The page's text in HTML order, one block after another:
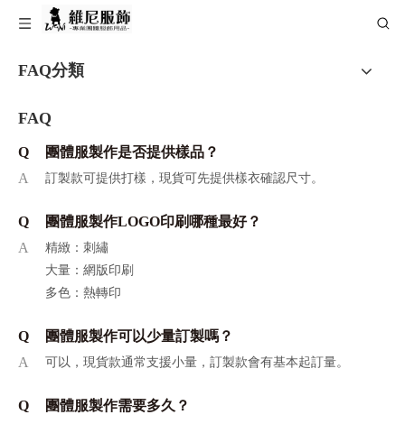
FAQ分類
FAQ
Q
團體服製作是否提供樣品？
A
訂製款可提供打樣，現貨可先提供樣衣確認尺寸。
Q
團體服製作LOGO印刷哪種最好？
A
精緻：刺繡
大量：網版印刷
多色：熱轉印
Q
團體服製作可以少量訂製嗎？
A
可以，現貨款通常支援小量，訂製款會有基本起訂量。
Q
團體服製作需要多久？